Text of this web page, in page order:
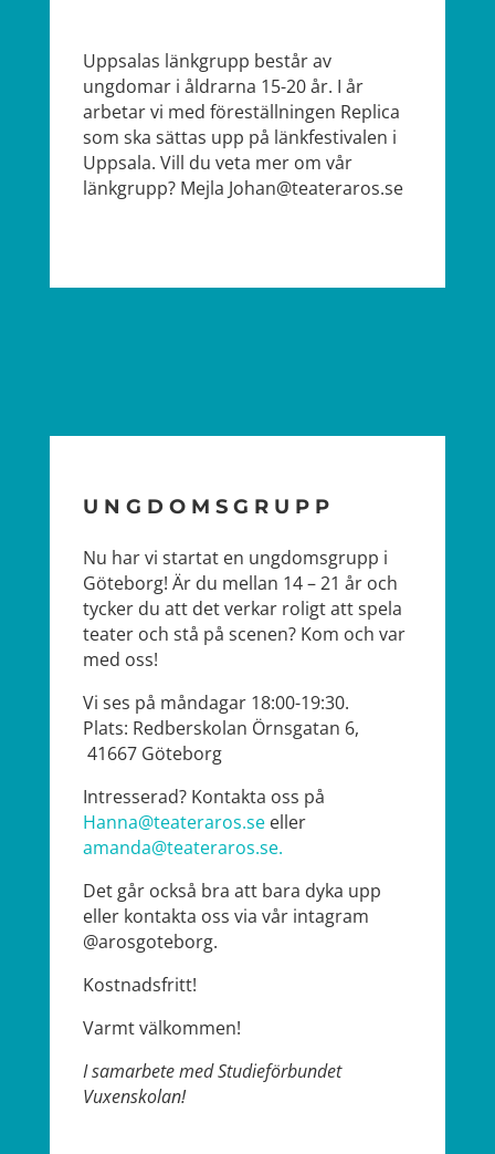
Uppsalas länkgrupp består av
ungdomar i åldrarna 15-20 år. I år
arbetar vi med föreställningen Replica
som ska sättas upp på länkfestivalen i
Uppsala. Vill du veta mer om vår
länkgrupp? Mejla Johan@teateraros.se
UNGDOMSGRUPP
Nu har vi startat en ungdomsgrupp i
Göteborg! Är du mellan 14 – 21 år och
tycker du att det verkar roligt att spela
teater och stå på scenen? Kom och var
med oss!
Vi ses på måndagar 18:00-19:30.
Plats: Redberskolan Örnsgatan 6,
41667 Göteborg
Intresserad? Kontakta oss på
Hanna@teateraros.seeller
amanda@teateraros.se.
Det går också bra att bara dyka upp
eller kontakta oss via vår intagram
@arosgoteborg.
Kostnadsfritt!
Varmt välkommen!
I samarbete med Studieförbundet
Vuxenskolan!